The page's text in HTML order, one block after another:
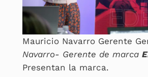
Mauricio Navarro Gerente
Navarro- Gerente de marca
Presentan la marca.